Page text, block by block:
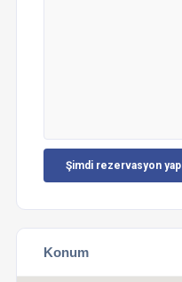
Şimdi rezervasyon yap
Konum